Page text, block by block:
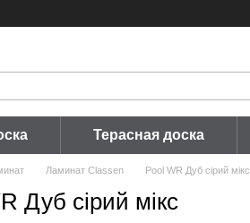
Терасная доска
Ламинат Classen Pool WR Дуб сірий мікс
Дуб сірий мікс